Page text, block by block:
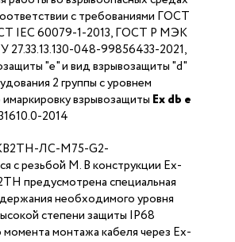
с требованиями ГОСТ
IEC 60079-1-2013, ГОСТ Р МЭК
27.33.13.130-048-99856433-2021,
"е" и вид взрывозащиты "d"
2 группы с уровнем
взрывозащиты Ехdb е
2014
ЛС-М75-G2-
с резьбой M. В конструкции Ex-
предусмотрена специальная
необходимого уровня
степени защиты IP68
монтажа кабеля через Ex-